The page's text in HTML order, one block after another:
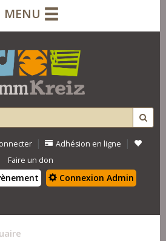
MENU
| Adhésion en ligne |
Faire un don
Connexion Admin